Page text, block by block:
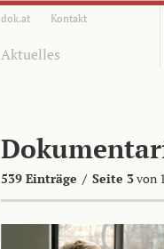
dok.at Kontakt
Aktuelles
539 Einträge / Seite 3von